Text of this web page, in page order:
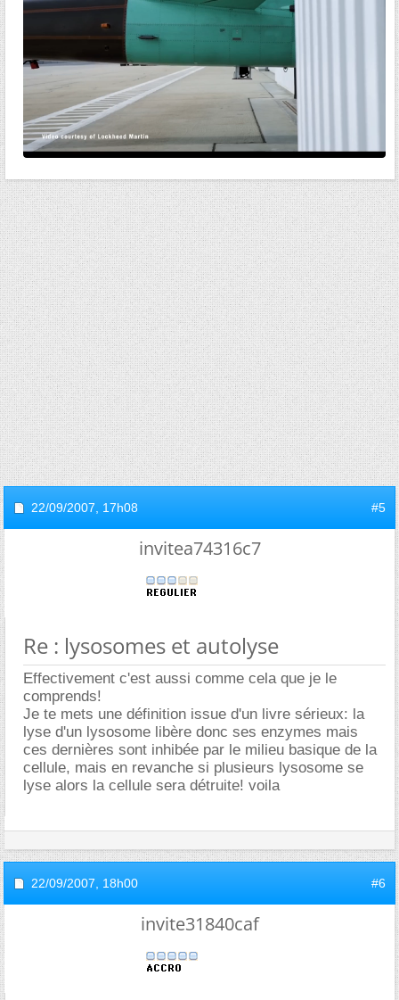
22/09/2007, 17h08 #5
invitea74316c7
Re : lysosomes et autolyse
Effectivement c'est aussi comme cela que je le
comprends!
Je te mets une définition issue d'un livre sérieux: la
lyse d'un lysosome libère donc ses enzymes mais
ces dernières sont inhibée par le milieu basique de la
cellule, mais en revanche si plusieurs lysosome se
lyse alors la cellule sera détruite! voila
22/09/2007, 18h00 #6
invite31840caf